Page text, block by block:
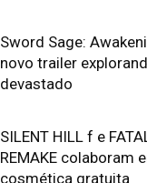
Sword Sage:
novo trailer
devastado
SILENT HILL f e
REMAKE colaboram
cosmética gratuita